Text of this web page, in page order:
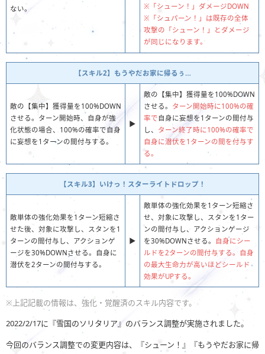
ない。
※「シューン！」ダメージDOWN
※「シュパーン！」は既存の全体
攻撃の「シューン！」とダメージ
が同じになります。
【スキル2】もうやだお家に帰るぅ…
敵の【集中】獲得量を100%DOWN
させる。ターン開始時、自身が強
化状態の場合、100%の確率で自身
に妄想を1ターンの間付与する。
▶︎
敵の【集中】獲得量を100%DOWN
させる。 ターン開始時に100%の確
率で自身に妄想を1ターンの間付与
し、 ターン終了時に100%の確率で
自身に潜伏を1ターンの間を付与す
る。
【スキル3】いけっ！スターライトドロップ！
敵単体の強化効果を1ターン短縮さ
せた後、対象に攻撃し、スタンを1
ターンの間付与し、アクションゲ
ージを30%DOWNさせる。自身に
潜伏を2ターンの間付与する。
▶︎
敵単体の強化効果を1ターン短縮さ
せ、対象に攻撃し、スタンを1ター
ンの間付与し、アクションゲージ
を30%DOWNさせる。
自身にシー
ルドを2ターンの間付与する。自身
の最大生命力が高いほどシールド
効果がUPする。
※上記記載の情報は、強化・覚醒済のスキル内容です。
2022/2/17に『雪国のソリタリア』のバランス調整が実施されました。
今回のバランス調整での変更内容は、『シューン！』『もうやだお家に帰